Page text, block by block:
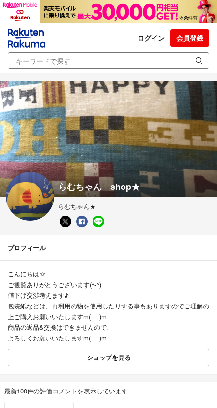
ログイン 会員登録
らむちゃん shop★
らむちゃん★
プロフィール
こんにちは☆
ご観覧ありがとうございます(^-^)
値下げ交渉考えます♪
包装紙などは、再利用の物を使用したりする事もありますのでご理解の
上ご購入お願いいたしますm(_ _)m
商品の返品&交換はできませんので、
よろしくお願いいたしますm(_ _)m
ショップを見る
最新100件の評価コメントを表示しています